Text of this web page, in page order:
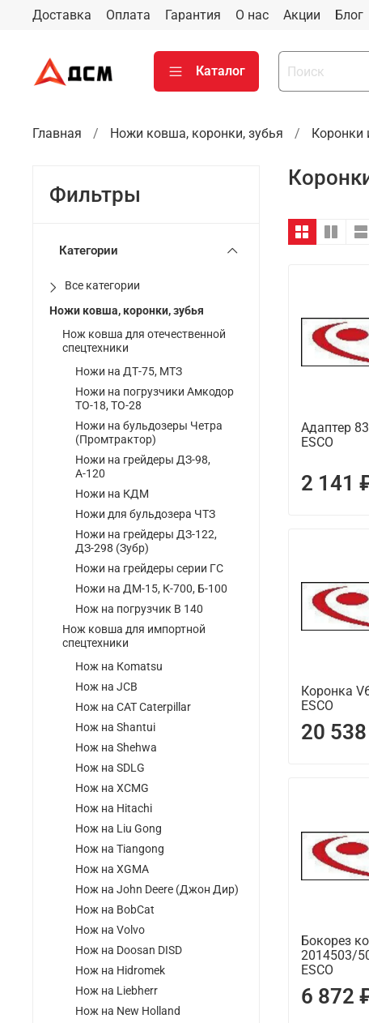
Доставка Оплата Гарантия О нас Акции Блог
Каталог
Главная Ножи ковша, коронки, зубья Коронки
Адаптер
ESCO
2 141
Коронка
ESCO
20
Бокорез
2014503/
ESCO
6 872
Фильтры
Категории
Все категории
Ножи ковша, коронки, зубья
Нож ковша для отечественной
спецтехники
Ножи на ДТ-75, МТЗ
Ножи на погрузчики Амкодор
ТО-18, ТО-28
Ножи на бульдозеры Четра
(Промтрактор)
Ножи на грейдеры ДЗ-98,
А-120
Ножи на КДМ
Ножи для бульдозера ЧТЗ
Ножи на грейдеры ДЗ-122,
ДЗ-298 (Зубр)
Ножи на грейдеры серии ГС
Ножи на ДМ-15, К-700, Б-100
Нож на погрузчик В 140
Нож ковша для импортной
спецтехники
Нож на Кomatsu
Нож на JCB
Нож на CAT Caterpillar
Нож на Shantui
Нож на Shehwa
Нож на SDLG
Нож на XCMG
Нож на Hitachi
Нож на Liu Gong
Нож на Tiangong
Нож на XGMA
Нож на John Deere (Джон Дир)
Нож на BobCat
Нож на Volvo
Нож на Doosan DISD
Нож на Hidromek
Нож на Liebherr
Нож на New Holland